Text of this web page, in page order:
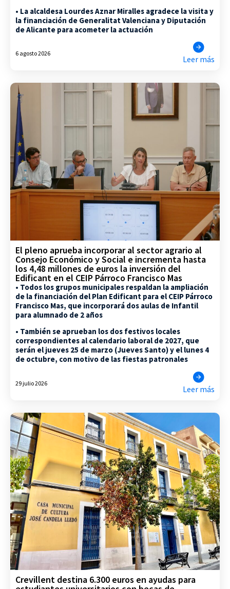
• La alcaldesa Lourdes Aznar Miralles agradece la visita y
la financiación de Generalitat Valenciana y Diputación
de Alicante para acometer la actuación
6 agosto 2026
Leer más
El pleno aprueba incorporar al sector agrario al
Consejo Económico y Social e incrementa hasta
los 4,48 millones de euros la inversión del
Edificant en el CEIP Párroco Francisco Mas
• Todos los grupos municipales respaldan la ampliación
de la financiación del Plan Edificant para el CEIP Párroco
Francisco Mas, que incorporará dos aulas de Infantil
para alumnado de 2 años
• También se aprueban los dos festivos locales
correspondientes al calendario laboral de 2027, que
serán el jueves 25 de marzo (Jueves Santo) y el lunes 4
de octubre, con motivo de las fiestas patronales
29 julio 2026
Leer más
Crevillent destina 6.300 euros en ayudas para